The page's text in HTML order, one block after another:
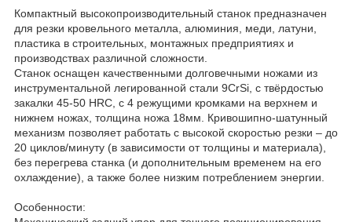
Компактный высокопроизводительный станок предназначен
для резки кровельного металла, алюминия, меди, латуни,
пластика в строительных, монтажных предприятиях и
производствах различной сложности.
Станок оснащен качественными долговечными ножами из
инструментальной легированной стали 9CrSi, с твёрдостью
закалки 45-50 HRC, с 4 режущими кромками на верхнем и
нижнем ножах, толщина ножа 18мм. Кривошипно-шатунный
механизм позволяет работать с высокой скоростью резки – до
20 циклов/минуту (в зависимости от толщины и материала),
без перегрева станка (и дополнительным временем на его
охлаждение), а также более низким потреблением энергии.
Особенности: